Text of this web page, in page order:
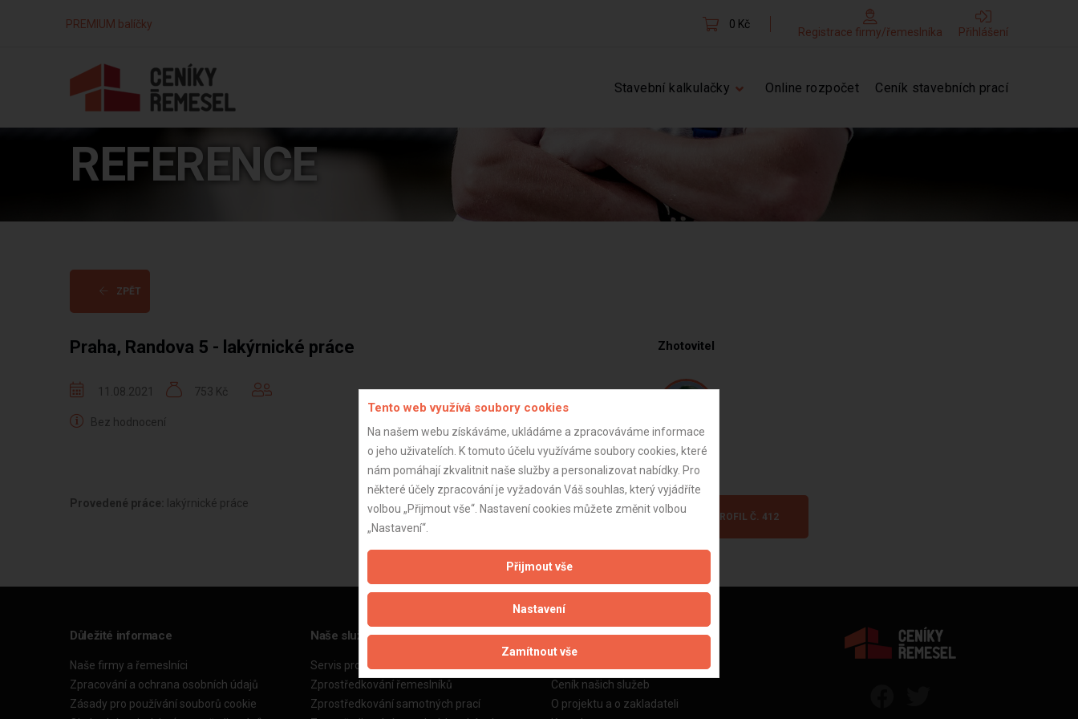
PREMIUM balíčky 0 Kč
Registrace firmy/řemeslníka Přihlášení
Stavební kalkulačky Online rozpočet Ceník stavebních prací
REFERENCE
ZPĚT
Praha, Randova 5 - lakýrnické práce
11.08.2021 753 Kč
Bez hodnocení
Provedené práce: lakýrnické práce
Zhotovitel
Jakub H.
ZOBRAZIT PROFIL Č. 412
Důležité informace
Naše firmy a řemeslníci
Zpracování a ochrana osobních údajů
Zásady pro používání souborů cookie
Naše služby
Servis pro stavební firmy
Zprostředkování řemeslníků
Zprostředkování samotných prací
Informace o nás
Ceník našich služeb
O projektu a o zakladateli
Tento web využívá soubory cookies
Na našem webu získáváme, ukládáme a zpracováváme informace
o jeho uživatelích. K tomuto účelu využíváme soubory cookies, které
nám pomáhají zkvalitnit naše služby a personalizovat nabídky. Pro
některé účely zpracování je vyžadován Váš souhlas, který vyjádříte
volbou „Přijmout vše“. Nastavení cookies můžete změnit volbou
„Nastavení“.
Přijmout vše
Nastavení
Zamítnout vše